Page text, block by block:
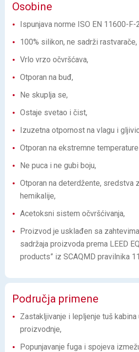
Osobine
Ispunjava norme ISO EN 11600-F-
100% silikon, ne sadrži rastvarače,
Vrlo vrzo očvršćava,
Otporan na buđ,
Ne skuplja se,
Ostaje svetao i čist,
Izuzetna otpornost na vlagu i
Otporan na ekstremne
Ne puca i ne gubi boju,
Otporan na deterdžente, sredstva
hemikalije,
Acetoksni sistem očvršćivanja,
Proizvod je usklađen sa
sadržaja proizvoda prema LEED
products” iz SCAQMD pravilnika
Područja primene
Zastakljivanje i lepljenje tuš kabina
proizvodnje,
Popunjavanje fuga i spojeva